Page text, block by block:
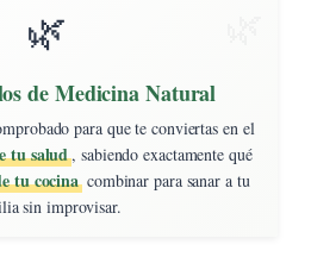
🌿
de Medicina Natural
para que te conviertas en el
tu salud, sabiendo exactamente qué
tu cocina combinar para sanar a tu
sin improvisar.